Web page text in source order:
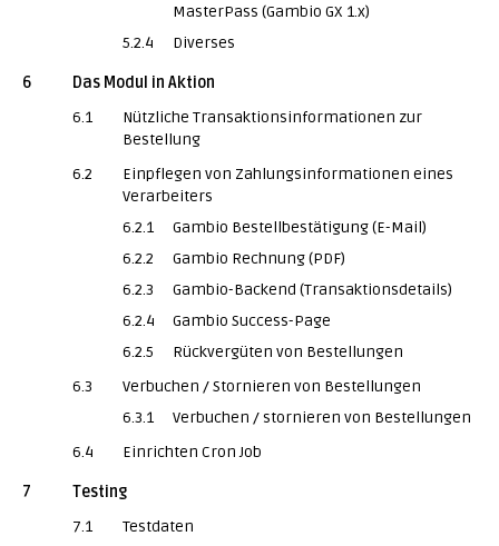
MasterPass (Gambio GX 1.x)
5.2.4
Diverses
6
Das Modul in Aktion
6.1
Nützliche Transaktionsinformationen zur
Bestellung
6.2
Einpflegen von Zahlungsinformationen eines
Verarbeiters
6.2.1
Gambio Bestellbestätigung (E-Mail)
6.2.2
Gambio Rechnung (PDF)
6.2.3
Gambio-Backend (Transaktionsdetails)
6.2.4
Gambio Success-Page
6.2.5
Rückvergüten von Bestellungen
6.3
Verbuchen / Stornieren von Bestellungen
6.3.1
Verbuchen / stornieren von Bestellungen
6.4
Einrichten Cron Job
7
Testing
7.1
Testdaten